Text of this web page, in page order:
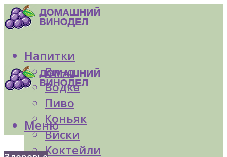
Напитки
Вино
Водка
Пиво
Коньяк
Виски
Коктейли
Меню